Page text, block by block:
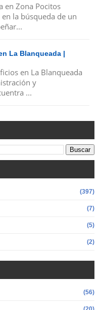
en Zona Pocitos
la búsqueda de un
La Blanqueada |
en La Blanqueada
y
...
(397)
(7)
(5)
(2)
(56)